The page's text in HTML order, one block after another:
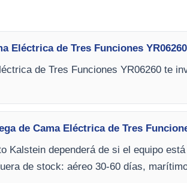
Eléctrica de Tres Funciones
de Tres Funciones YR06260 te
de Cama Eléctrica de Tres
Kalstein dependerá de si el equipo
de stock: aéreo 30-60 días,